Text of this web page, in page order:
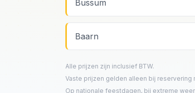
Bussum
Baarn
Alle prijzen zijn inclusief BTW.
Vaste prijzen gelden alleen bij reservering
Op nationale feestdagen, bij extreme